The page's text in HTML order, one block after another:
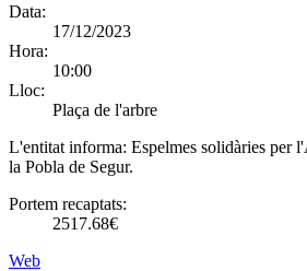
Data:
17/12/2023
Hora:
10:00
Lloc:
Plaça de l'arbre
L'entitat informa: Espelmes solidàries per
la Pobla de Segur.
Portem recaptats:
2517.68€
Web